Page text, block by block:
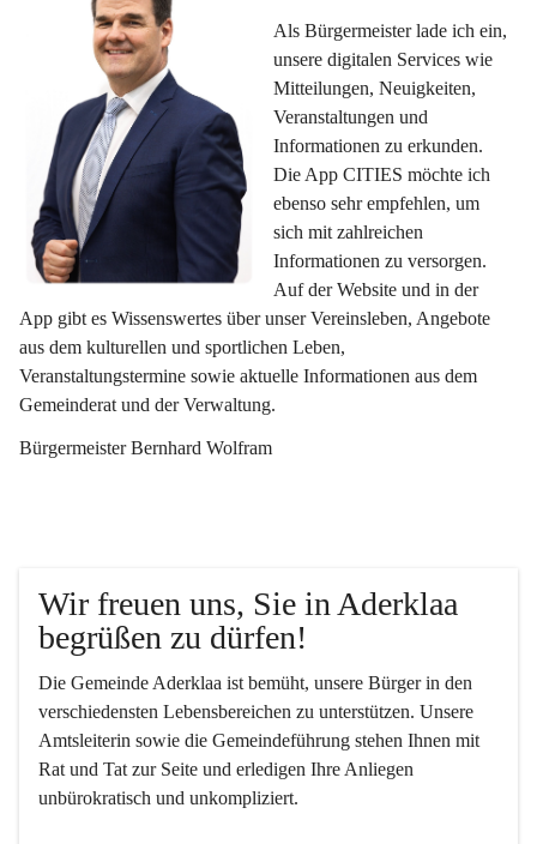
Als Bürgermeister lade ich ein,
unsere digitalen Services wie
Mitteilungen, Neuigkeiten,
Veranstaltungen und
Informationen zu erkunden.
Die App CITIES möchte ich
ebenso sehr empfehlen, um
sich mit zahlreichen
Informationen zu versorgen.
Auf der Website und in der
App gibt es Wissenswertes über unser Vereinsleben, Angebote
aus dem kulturellen und sportlichen Leben,
Veranstaltungstermine sowie aktuelle Informationen aus dem
Gemeinderat und der Verwaltung.
Bürgermeister Bernhard Wolfram
Wir freuen uns, Sie in Aderklaa
begrüßen zu dürfen!
Die Gemeinde Aderklaa ist bemüht, unsere Bürger in den
verschiedensten Lebensbereichen zu unterstützen. Unsere
Amtsleiterin sowie die Gemeindeführung stehen Ihnen mit
Rat und Tat zur Seite und erledigen Ihre Anliegen
unbürokratisch und unkompliziert.